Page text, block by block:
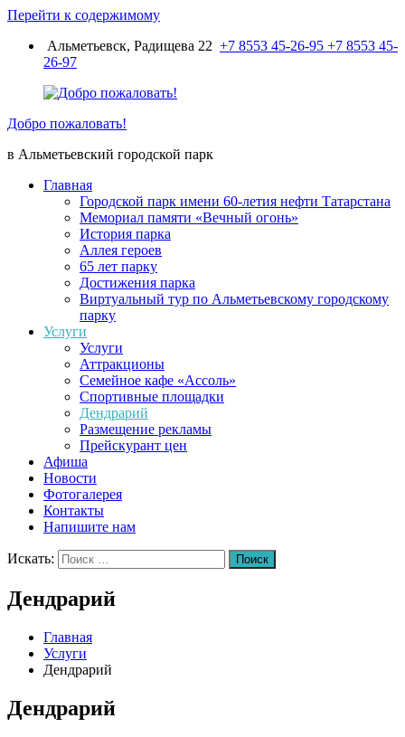
Перейти к содержимому
Альметьевск, Радищева 22 +7 8553 45-26-95 +7 8553 45-
26-97
Добро пожаловать!
в Альметьевский городской парк
Главная
Городской парк имени 60-летия нефти Татарстана
Мемориал памяти «Вечный огонь»
История парка
Аллея героев
65 лет парку
Достижения парка
Виртуальный тур по Альметьевскому городскому
парку
Услуги
Услуги
Аттракционы
Семейное кафе «Ассоль»
Спортивные площадки
Дендрарий
Размещение рекламы
Прейскурант цен
Афиша
Новости
Фотогалерея
Контакты
Напишите нам
Искать: Поиск
Дендрарий
Главная
Услуги
Дендрарий
Дендрарий